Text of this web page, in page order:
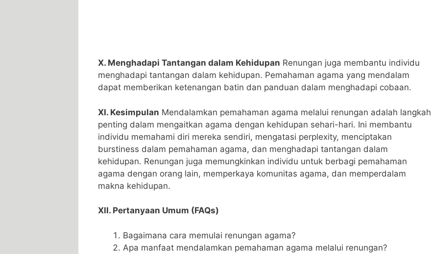
X. Menghadapi Tantangan dalam Kehidupan Renungan juga membantu individu
menghadapi tantangan dalam kehidupan. Pemahaman agama yang mendalam
dapat memberikan ketenangan batin dan panduan dalam menghadapi cobaan.
XI. Kesimpulan Mendalamkan pemahaman agama melalui renungan adalah langkah
penting dalam mengaitkan agama dengan kehidupan sehari-hari. Ini membantu
individu memahami diri mereka sendiri, mengatasi perplexity, menciptakan
burstiness dalam pemahaman agama, dan menghadapi tantangan dalam
kehidupan. Renungan juga memungkinkan individu untuk berbagi pemahaman
agama dengan orang lain, memperkaya komunitas agama, dan memperdalam
makna kehidupan.
XII. Pertanyaan Umum (FAQs)
Bagaimana cara memulai renungan agama?
Apa manfaat mendalamkan pemahaman agama melalui renungan?